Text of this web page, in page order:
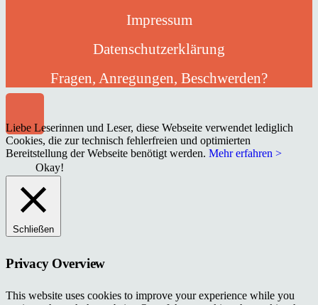
Impressum
Datenschutzerklärung
Fragen, Anregungen, Beschwerden?
Liebe Leserinnen und Leser, diese Webseite verwendet lediglich
Cookies, die zur technisch fehlerfreien und optimierten
Bereitstellung der Webseite benötigt werden. Mehr erfahren >
Okay!
Schließen
Privacy Overview
This website uses cookies to improve your experience while you